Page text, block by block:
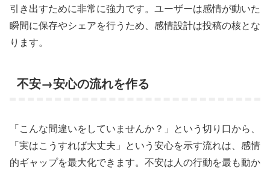
引き出すために非常に強力です。ユーザーは感情が動いた
瞬間に保存やシェアを行うため、感情設計は投稿の核とな
ります。
不安→安心の流れを作る
「こんな間違いをしていませんか？」という切り口から、
「実はこうすれば大丈夫」という安心を示す流れは、感情
的ギャップを最大化できます。不安は人の行動を最も動か